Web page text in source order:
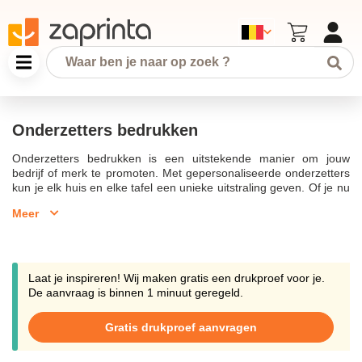
Onderzetters bedrukken
Onderzetters bedrukken is een uitstekende manier om jouw
bedrijf of merk te promoten. Met gepersonaliseerde onderzetters
kun je elk huis en elke tafel een unieke uitstraling geven. Of je nu
mogelijkheden zijn eindeloos. Onze onderzetters zijn van hoge
kunt jouw eigen ontwerp uploaden en wij drukken het op de
onderzetters met jouw logo of bedrijfsnaam. Dit is ideaal voor
naamsbekendheid en als relatiegeschenk. Met onze online editor
van onderzetters laten bedrukken is simpel en snel.Wij bieden
verschillende formaten en materiaalsoorten aan om aan al jouw
wensen te voldoen. Of je nu onderzetters met foto of tekst wilt, wij
Meer
Laat je inspireren! Wij maken gratis een drukproef voor je.
De aanvraag is binnen 1 minuut geregeld.
Gratis drukproef aanvragen